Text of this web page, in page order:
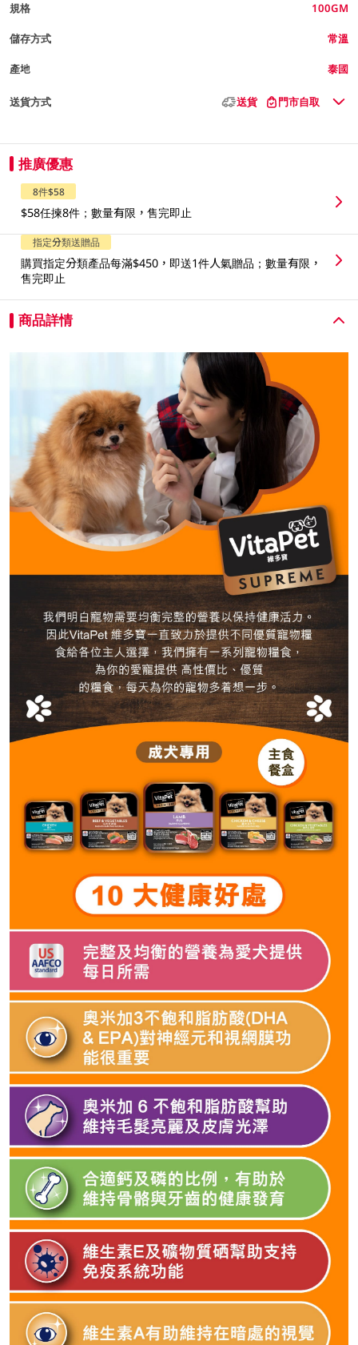
規格 100GM
儲存方式 常溫
產地 泰國
送貨方式 送貨 門市自取
推廣優惠
8件$58
$58任揀8件；數量有限，售完即止
指定分類送贈品
購買指定分類產品每滿$450，即送1件人氣贈品；數量有限，
售完即止
商品詳情